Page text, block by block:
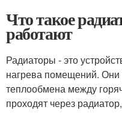
Что такое
работают
Радиаторы - это
нагрева помещений.
теплообмена между
проходят через